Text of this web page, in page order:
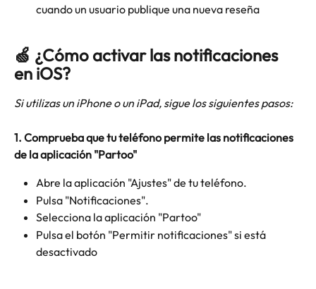
cuando un usuario publique una nueva reseña
🍏 ¿Cómo activar las notificaciones
en iOS?
Si utilizas un iPhone o un iPad, sigue los siguientes pasos:
1. Comprueba que tu teléfono permite las notificaciones
de la aplicación "Partoo"
Abre la aplicación "Ajustes" de tu teléfono.
Pulsa "Notificaciones".
Selecciona la aplicación "Partoo"
Pulsa el botón "Permitir notificaciones" si está
desactivado